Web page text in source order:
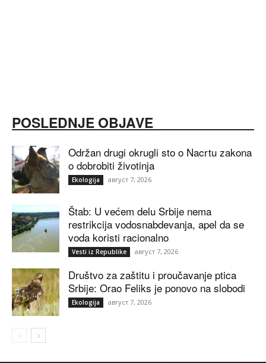
POSLEDNJE OBJAVE
Održan drugi okrugli sto o Nacrtu zakona
o dobrobiti životinja
Ekologija август 7, 2026
Štab: U većem delu Srbije nema
restrikcija vodosnabdevanja, apel da se
voda koristi racionalno
Vesti iz Republike август 7, 2026
Društvo za zaštitu i proučavanje ptica
Srbije: Orao Feliks je ponovo na slobodi
Ekologija август 7, 2026